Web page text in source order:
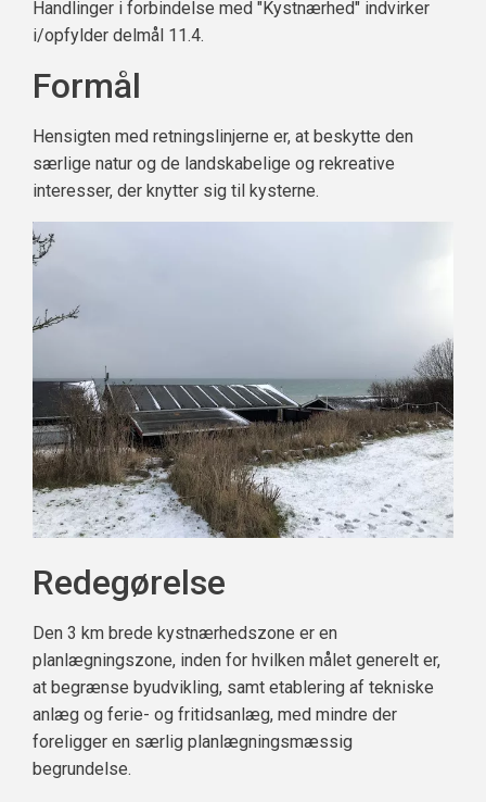
Handlinger i forbindelse med "Kystnærhed" indvirker
i/opfylder delmål 11.4.
Formål
Hensigten med retningslinjerne er, at beskytte den
særlige natur og de landskabelige og rekreative
interesser, der knytter sig til kysterne.
Redegørelse
Den 3 km brede kystnærhedszone er en
planlægningszone, inden for hvilken målet generelt er,
at begrænse byudvikling, samt etablering af tekniske
anlæg og ferie- og fritidsanlæg, med mindre der
foreligger en særlig planlægningsmæssig
begrundelse.